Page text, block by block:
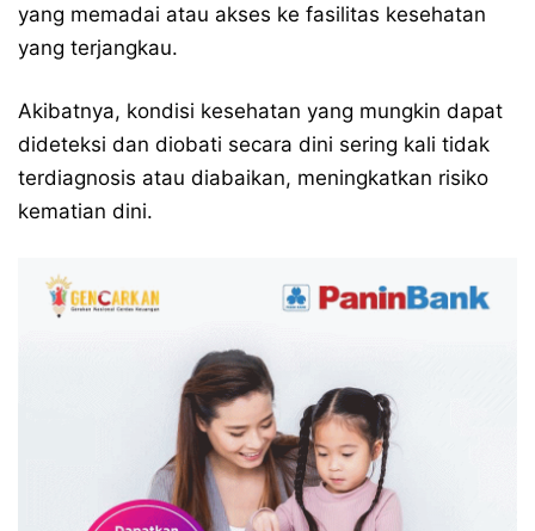
yang memadai atau akses ke fasilitas kesehatan
yang terjangkau.
Akibatnya, kondisi kesehatan yang mungkin dapat
dideteksi dan diobati secara dini sering kali tidak
terdiagnosis atau diabaikan, meningkatkan risiko
kematian dini.